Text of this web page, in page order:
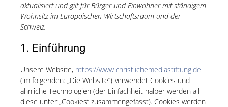
aktualisiert und gilt für Bürger und Einwohner mit ständigem
Wohnsitz im Europäischen Wirtschaftsraum und der
Schweiz.
1. Einführung
Unsere Website, https://www.christlichemediastiftung.de
(im folgenden: „Die Website“) verwendet Cookies und
ähnliche Technologien (der Einfachheit halber werden all
diese unter „Cookies“ zusammengefasst). Cookies werden